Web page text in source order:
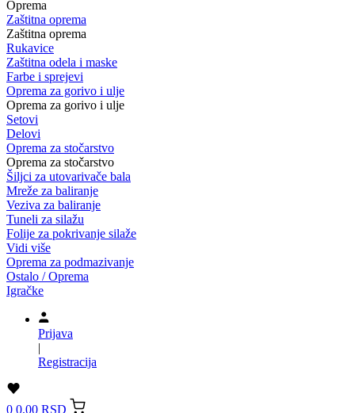
Oprema
Zaštitna oprema
Zaštitna oprema
Rukavice
Zaštitna odela i maske
Farbe i sprejevi
Oprema za gorivo i ulje
Oprema za gorivo i ulje
Setovi
Delovi
Oprema za stočarstvo
Oprema za stočarstvo
Šiljci za utovarivače bala
Mreže za baliranje
Veziva za baliranje
Tuneli za silažu
Folije za pokrivanje silaže
Vidi više
Oprema za podmazivanje
Ostalo / Oprema
Igračke
Prijava
|
Registracija
0 0,00 RSD